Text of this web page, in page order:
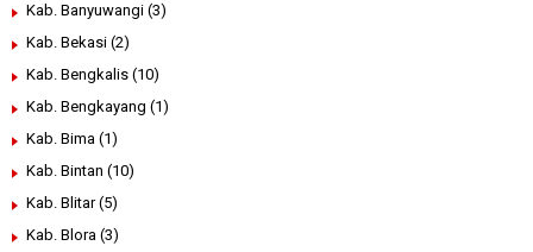
Kab. Banyuwangi (3)
Kab. Bekasi (2)
Kab. Bengkalis (10)
Kab. Bengkayang (1)
Kab. Bima (1)
Kab. Bintan (10)
Kab. Blitar (5)
Kab. Blora (3)